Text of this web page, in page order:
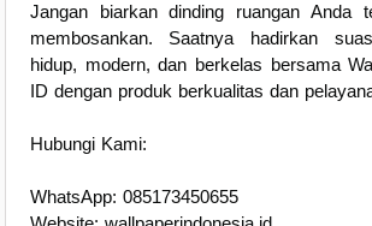
Jangan biarkan dinding ruangan Anda
membosankan. Saatnya hadirkan
hidup, modern, dan berkelas bersama
ID dengan produk berkualitas dan
Hubungi Kami:
WhatsApp: 085173450655